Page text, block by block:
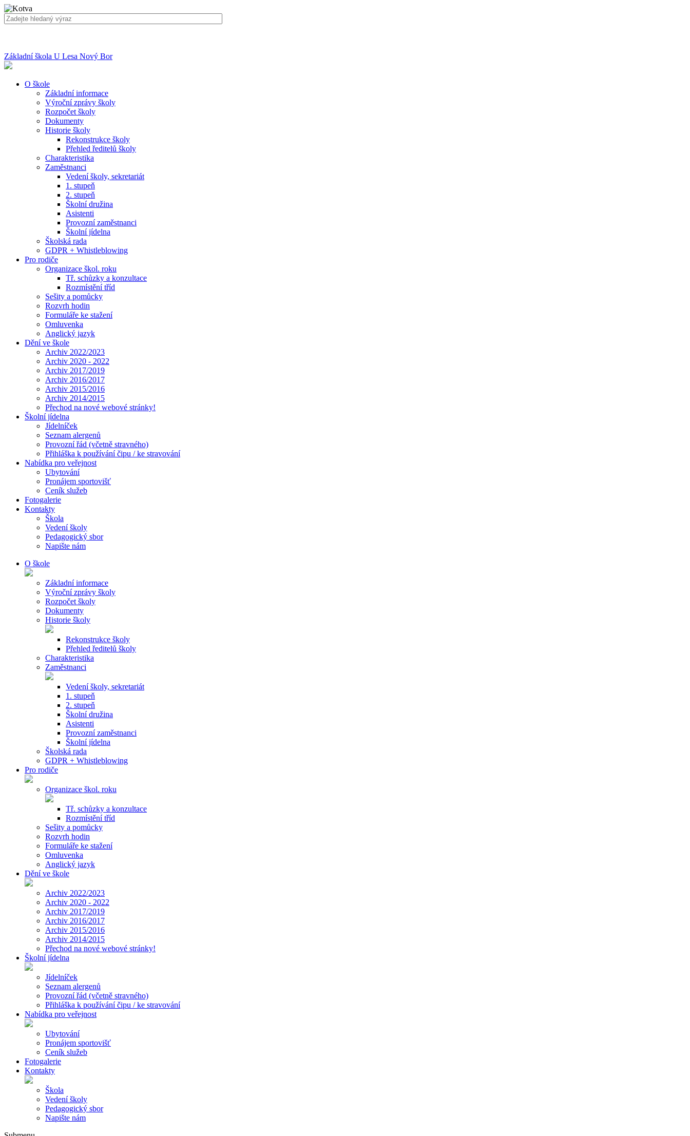
Základní škola U Lesa Nový Bor
O škole
Základní informace
Výroční zprávy školy
Rozpočet školy
Dokumenty
Historie školy
Rekonstrukce školy
Přehled ředitelů školy
Charakteristika
Zaměstnanci
Vedení školy, sekretariát
1. stupeň
2. stupeň
Školní družina
Asistenti
Provozní zaměstnanci
Školní jídelna
Školská rada
GDPR + Whistleblowing
Pro rodiče
Organizace škol. roku
Tř. schůzky a konzultace
Rozmístění tříd
Sešity a pomůcky
Rozvrh hodin
Formuláře ke stažení
Omluvenka
Anglický jazyk
Dění ve škole
Archiv 2022/2023
Archiv 2020 - 2022
Archiv 2017/2019
Archiv 2016/2017
Archiv 2015/2016
Archiv 2014/2015
Přechod na nové webové stránky!
Školní jídelna
Jídelníček
Seznam alergenů
Provozní řád (včetně stravného)
Přihláška k používání čipu / ke stravování
Nabídka pro veřejnost
Ubytování
Pronájem sportovišť
Ceník služeb
Fotogalerie
Kontakty
Škola
Vedení školy
Pedagogický sbor
Napište nám
O škole
Základní informace
Výroční zprávy školy
Rozpočet školy
Dokumenty
Historie školy
Rekonstrukce školy
Přehled ředitelů školy
Charakteristika
Zaměstnanci
Vedení školy, sekretariát
1. stupeň
2. stupeň
Školní družina
Asistenti
Provozní zaměstnanci
Školní jídelna
Školská rada
GDPR + Whistleblowing
Pro rodiče
Organizace škol. roku
Tř. schůzky a konzultace
Rozmístění tříd
Sešity a pomůcky
Rozvrh hodin
Formuláře ke stažení
Omluvenka
Anglický jazyk
Dění ve škole
Archiv 2022/2023
Archiv 2020 - 2022
Archiv 2017/2019
Archiv 2016/2017
Archiv 2015/2016
Archiv 2014/2015
Přechod na nové webové stránky!
Školní jídelna
Jídelníček
Seznam alergenů
Provozní řád (včetně stravného)
Přihláška k používání čipu / ke stravování
Nabídka pro veřejnost
Ubytování
Pronájem sportovišť
Ceník služeb
Fotogalerie
Kontakty
Škola
Vedení školy
Pedagogický sbor
Napište nám